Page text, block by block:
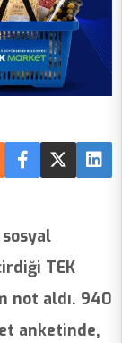
TEK
not aldı. 940
anketinde,